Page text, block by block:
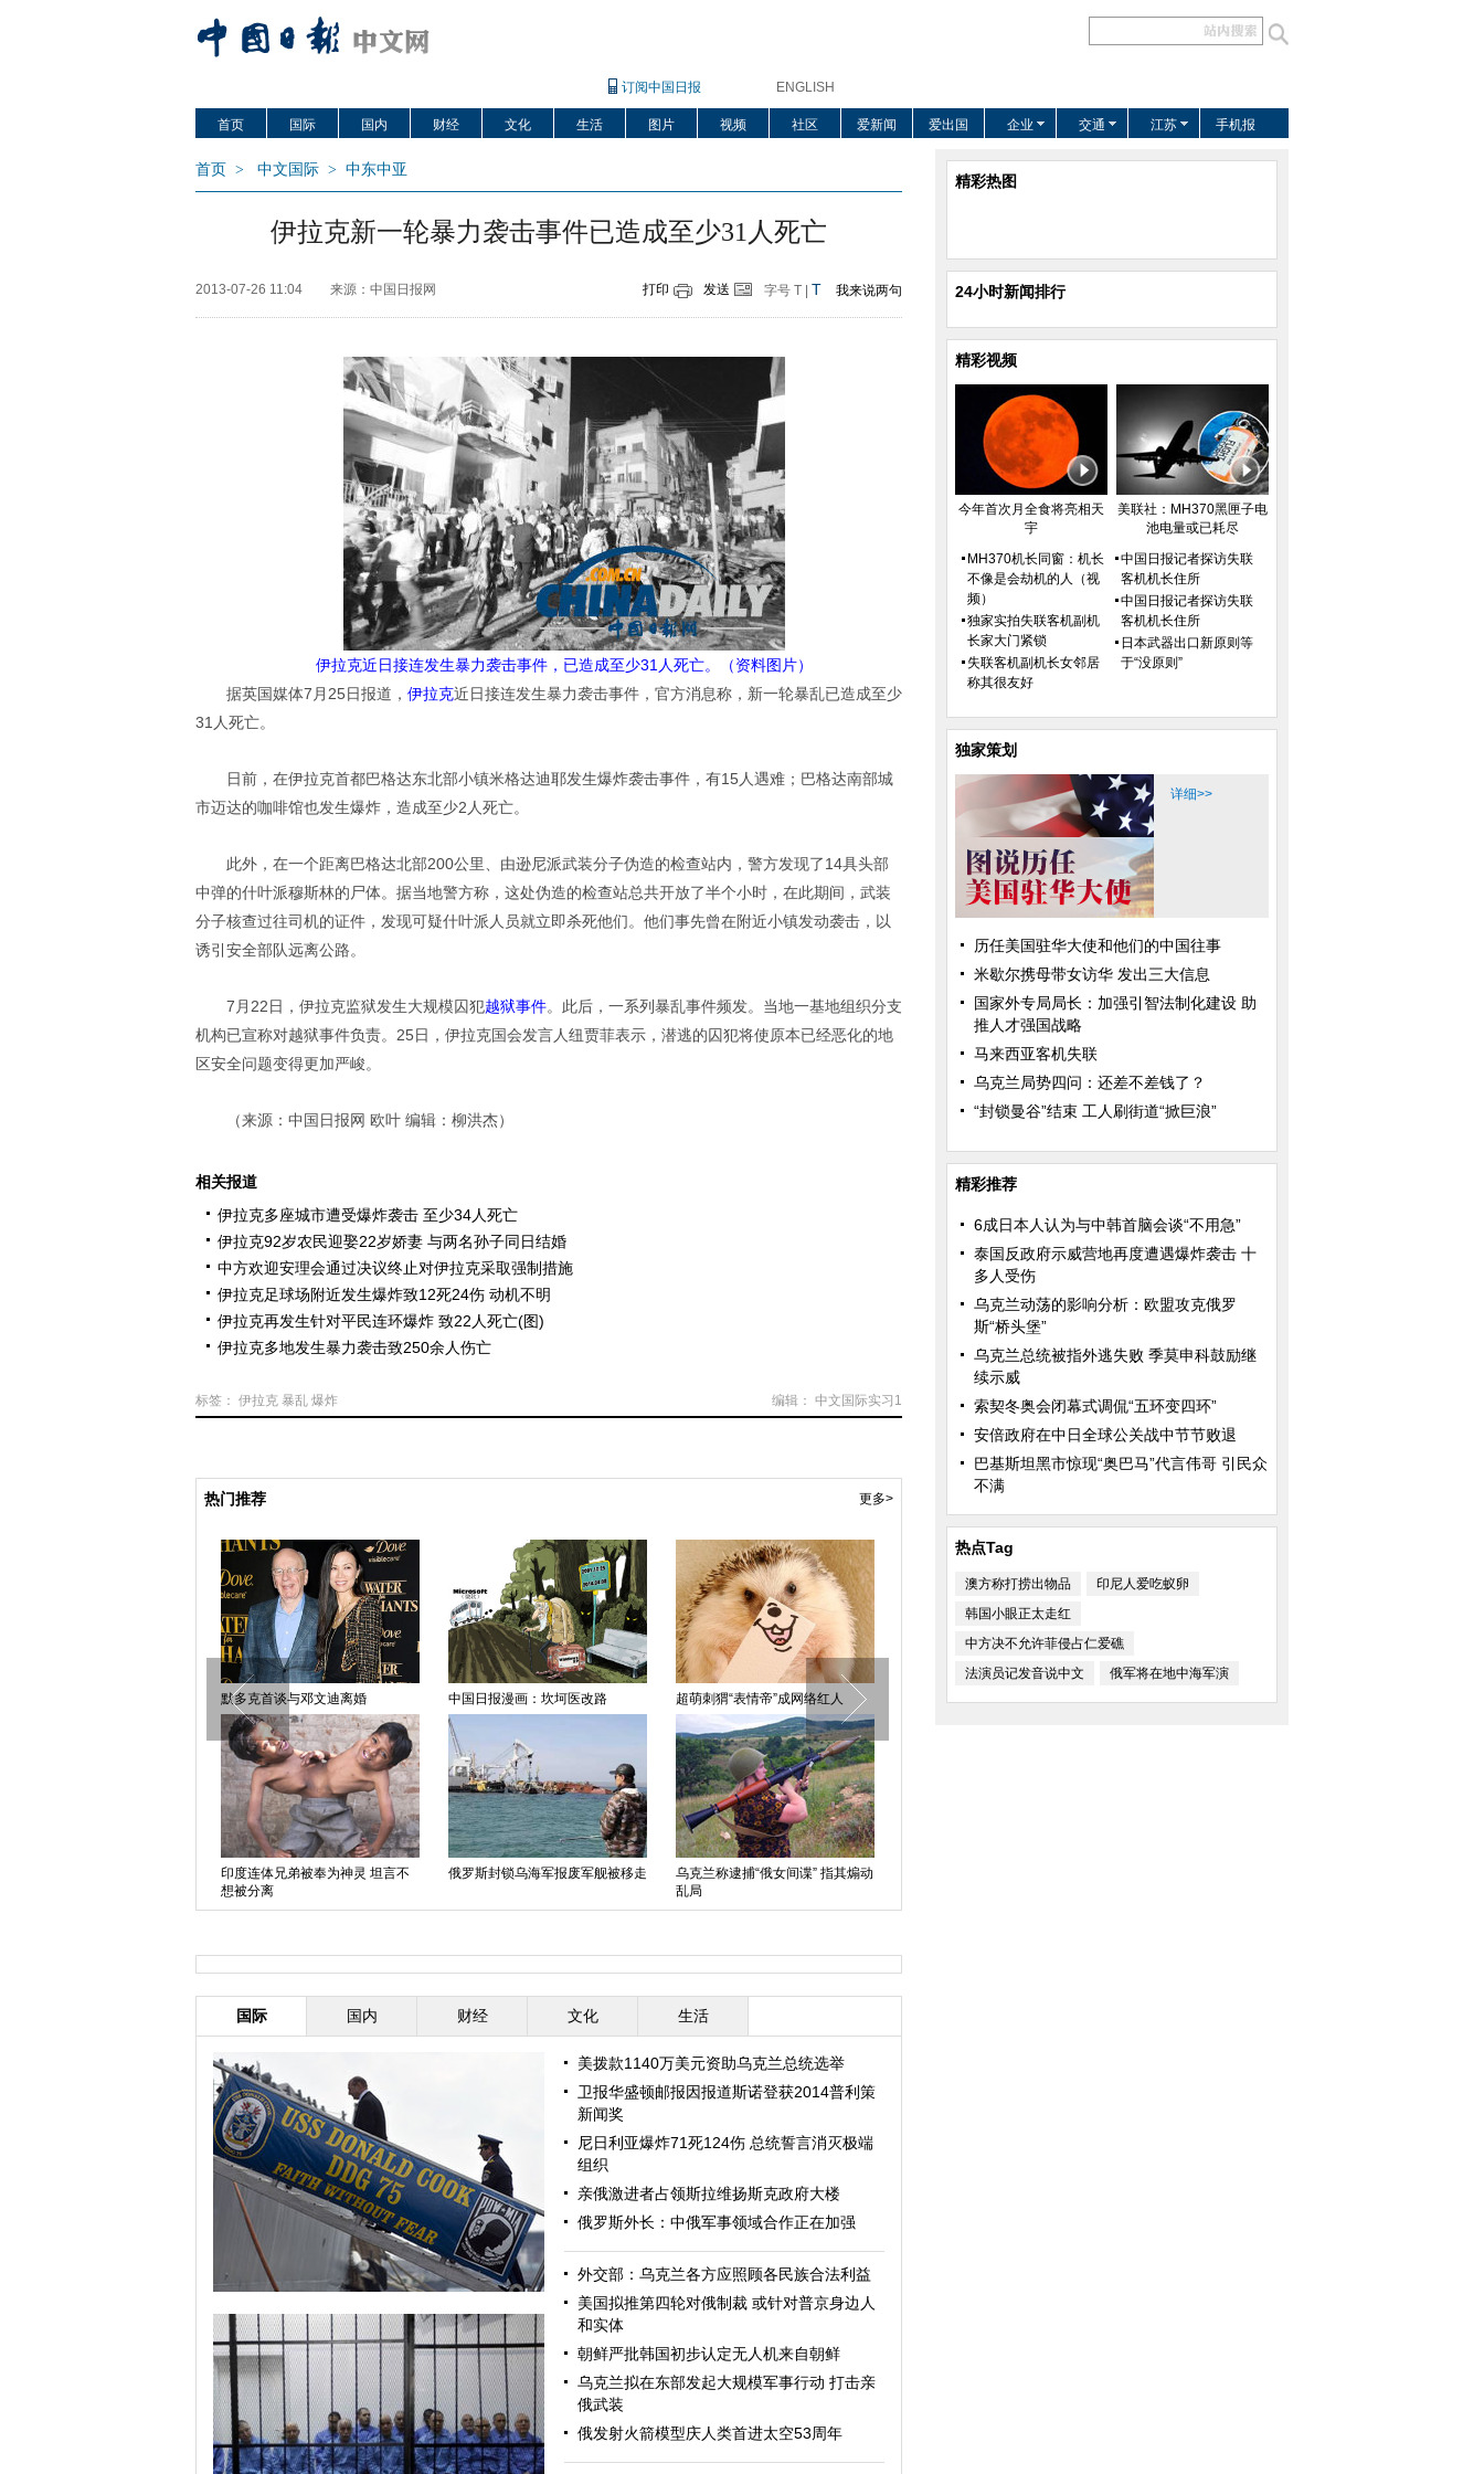
订阅中国日报 ENGLISH
首页 国际 国内 财经 文化 生活 图片 视频 社区 爱新闻 爱出国 企业 交通 江苏 手机报
首页 > 中文国际 > 中东中亚
伊拉克新一轮暴力袭击事件已造成至少31人死亡
2013-07-26 11:04 来源：中国日报网 打印 发送 字号 T T 我来说两句
伊拉克近日接连发生暴力袭击事件，已造成至少31人死亡。（资料图片）
据英国媒体7月25日报道， 伊拉克近日接连发生暴力袭击事件，官方消息称，新一轮暴乱已造成至少
31人死亡。
日前，在伊拉克首都巴格达东北部小镇米格达迪耶发生爆炸袭击事件，有15人遇难；巴格达南部城
市迈达的咖啡馆也发生爆炸，造成至少2人死亡。
此外，在一个距离巴格达北部200公里、由逊尼派武装分子伪造的检查站内，警方发现了14具头部
中弹的什叶派穆斯林的尸体。据当地警方称，这处伪造的检查站总共开放了半个小时，在此期间，武装
分子核查过往司机的证件，发现可疑什叶派人员就立即杀死他们。他们事先曾在附近小镇发动袭击，以
诱引安全部队远离公路。
7月22日，伊拉克监狱发生大规模囚犯越狱事件。此后，一系列暴乱事件频发。当地一基地组织分支
机构已宣称对越狱事件负责。25日，伊拉克国会发言人纽贾菲表示，潜逃的囚犯将使原本已经恶化的地
区安全问题变得更加严峻。
（来源：中国日报网 欧叶 编辑：柳洪杰）
相关报道
伊拉克多座城市遭受爆炸袭击 至少34人死亡
伊拉克92岁农民迎娶22岁娇妻 与两名孙子同日结婚
中方欢迎安理会通过决议终止对伊拉克采取强制措施
伊拉克足球场附近发生爆炸致12死24伤 动机不明
伊拉克再发生针对平民连环爆炸 致22人死亡(图)
伊拉克多地发生暴力袭击致250余人伤亡
编辑： 中文国际实习1
标签： 伊拉克 暴乱 爆炸
热门推荐 更多>
默多克首谈与邓文迪离婚 中国日报漫画：坎坷医改路 超萌刺猬“表情帝”成网络红人
印度连体兄弟被奉为神灵 坦言不
想被分离
俄罗斯封锁乌海军报废军舰被移走
乌克兰称逮捕“俄女间谍” 指其煽动
乱局
荷兰大胆摄影师与鲨鱼同游不忘自
大熊猫“星宝”亮相马德里动物园
国际 国内 财经 文化 生活
美拨款1140万美元资助乌克兰总统选举
卫报华盛顿邮报因报道斯诺登获2014普利策
新闻奖
尼日利亚爆炸71死124伤 总统誓言消灭极端
组织
亲俄激进者占领斯拉维扬斯克政府大楼
俄罗斯外长：中俄军事领域合作正在加强
外交部：乌克兰各方应照顾各民族合法利益
美国拟推第四轮对俄制裁 或针对普京身边人
和实体
朝鲜严批韩国初步认定无人机来自朝鲜
乌克兰拟在东部发起大规模军事行动 打击亲
俄武装
俄发射火箭模型庆人类首进太空53周年
精彩热图
24小时新闻排行
精彩视频
今年首次月全食将亮相天
宇
美联社：MH370黑匣子电
池电量或已耗尽
MH370机长同窗：机长
不像是会劫机的人（视
频）
独家实拍失联客机副机
长家大门紧锁
失联客机副机长女邻居
称其很友好
中国日报记者探访失联
客机机长住所
中国日报记者探访失联
客机机长住所
日本武器出口新原则等
于“没原则”
独家策划
详细>>
历任美国驻华大使和他们的中国往事
米歇尔携母带女访华 发出三大信息
国家外专局局长：加强引智法制化建设 助
推人才强国战略
马来西亚客机失联
乌克兰局势四问：还差不差钱了？
“封锁曼谷”结束 工人刷街道“掀巨浪”
精彩推荐
6成日本人认为与中韩首脑会谈“不用急”
泰国反政府示威营地再度遭遇爆炸袭击 十
多人受伤
乌克兰动荡的影响分析：欧盟攻克俄罗
斯“桥头堡”
乌克兰总统被指外逃失败 季莫申科鼓励继
续示威
索契冬奥会闭幕式调侃“五环变四环”
安倍政府在中日全球公关战中节节败退
巴基斯坦黑市惊现“奥巴马”代言伟哥 引民众
不满
热点Tag
澳方称打捞出物品
印尼人爱吃蚁卵
韩国小眼正太走红
中方决不允许菲侵占仁爱礁
法演员记发音说中文
俄军将在地中海军演